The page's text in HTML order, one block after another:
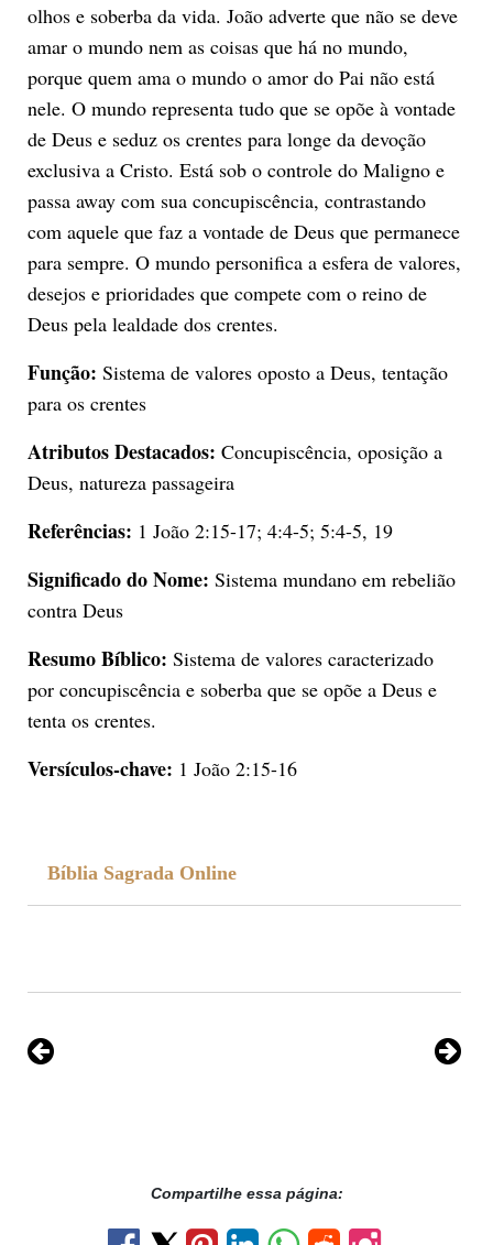
olhos e soberba da vida. João adverte que não se deve
amar o mundo nem as coisas que há no mundo,
porque quem ama o mundo o amor do Pai não está
nele. O mundo representa tudo que se opõe à vontade
de Deus e seduz os crentes para longe da devoção
exclusiva a Cristo. Está sob o controle do Maligno e
passa away com sua concupiscência, contrastando
com aquele que faz a vontade de Deus que permanece
para sempre. O mundo personifica a esfera de valores,
desejos e prioridades que compete com o reino de
Deus pela lealdade dos crentes.
Função: Sistema de valores oposto a Deus, tentação
para os crentes
Atributos Destacados: Concupiscência, oposição a
Deus, natureza passageira
Referências: 1 João 2:15-17; 4:4-5; 5:4-5, 19
Significado do Nome: Sistema mundano em rebelião
contra Deus
Resumo Bíblico: Sistema de valores caracterizado
por concupiscência e soberba que se opõe a Deus e
tenta os crentes.
Versículos-chave: 1 João 2:15-16
Bíblia Sagrada Online
Compartilhe essa página: